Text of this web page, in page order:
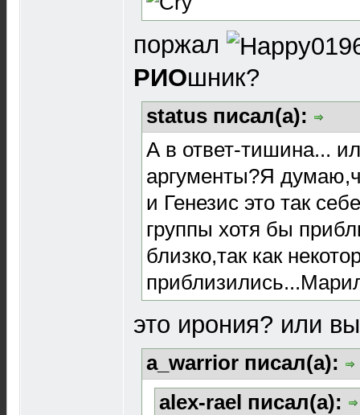
поржал
РИОшник?
status писал(а):
А в ответ-тишина...
аргументы?Я
и Генезис это так
группы хотя бы
близко,так как
это ирония? или
a_warrior писал(а):
alex-rael писал(а):